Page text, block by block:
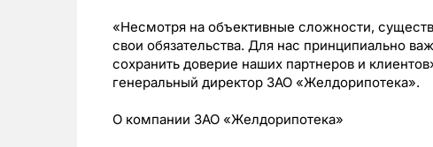
«Несмотря на объективные сложности,
свои обязательства. Для нас принципиально
сохранить доверие наших партнеров и
генеральный директор ЗАО «Желдорипотека».
О компании ЗАО «Желдорипотека»